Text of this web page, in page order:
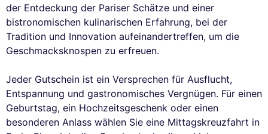
der Entdeckung der Pariser Schätze und einer
bistronomischen kulinarischen Erfahrung, bei der
Tradition und Innovation aufeinandertreffen, um die
Geschmacksknospen zu erfreuen.
Jeder Gutschein ist ein Versprechen für Ausflucht,
Entspannung und gastronomisches Vergnügen. Für einen
Geburtstag, ein Hochzeitsgeschenk oder einen
besonderen Anlass wählen Sie eine Mittagskreuzfahrt in